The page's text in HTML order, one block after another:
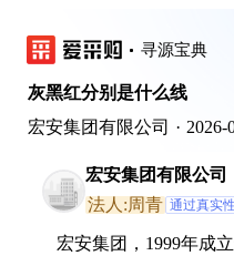
寻源宝典
灰黑红分别是什么线
宏安集团有限公司 · 2026-
宏安集团有限公司
法人:周青 通过真实
宏安集团，1999年成